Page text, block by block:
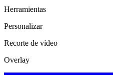
Herramientas
Personalizar
Recorte de vídeo
Overlay